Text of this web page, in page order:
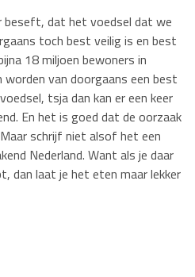
beseft, dat het voedsel dat we
toch best veilig is en best
18 miljoen bewoners in
worden van doorgaans een best
tsja dan kan er een keer
En het is goed dat de oorzaak
schrijf niet alsof het een
Nederland. Want als je daar
dan laat je het eten maar lekker